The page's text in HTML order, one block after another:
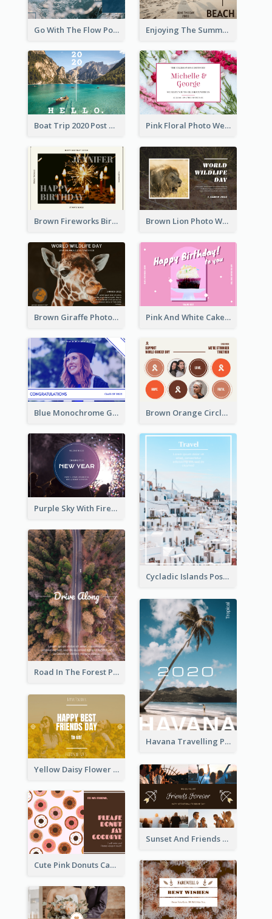
Go With The Flow Post Card Enjoying The Summer Post Card
Boat Trip 2020 Post Card Pink Floral Photo Wedding Postcard
Brown Fireworks Birthday Postcard Brown Lion Photo World Wildlife Day Post Card
Brown Giraffe Photo World Wildlife Day Post Card Pink And White Cake Photo Birthday Postcard
Blue Monochrome Graduation Photo Congratulations Postcard Brown Orange Circles World Cancer Day Postcard
Purple Sky With Fireworks Background New Year Postcard
Cycladic Islands Post Cards
Road In The Forest Post Card
Havana Travelling Post Card
Yellow Daisy Flower Friendship Forever Postcard
Sunset And Friends Photo Friendship Postcard
Cute Pink Donuts Cartoon Farewell Postcard